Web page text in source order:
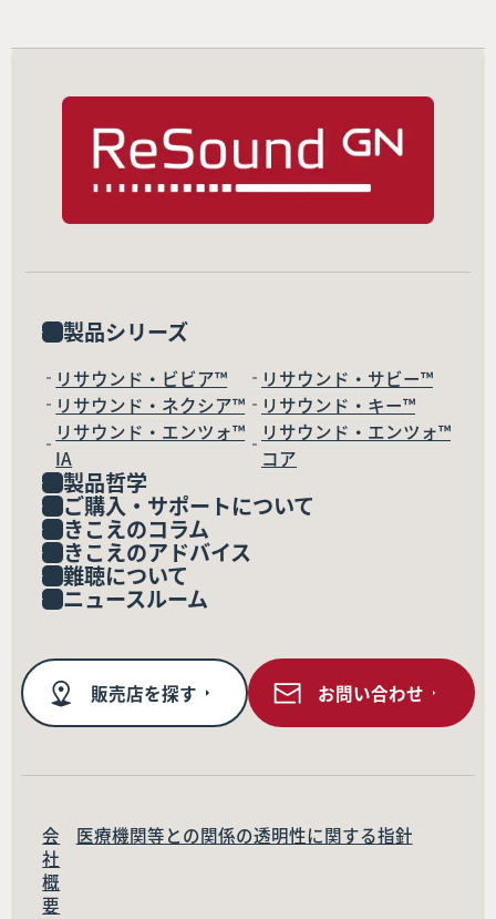
製品シリーズ
リサウンド・ビビア™
リサウンド・サビー™
リサウンド・ネクシア™
リサウンド・キー™
リサウンド・エンツォ™
IA
リサウンド・エンツォ™
コア
製品哲学
ご購入・サポートについて
きこえのコラム
きこえのアドバイス
難聴について
ニュースルーム
販売店を探す お問い合わせ
会
社
概
要
医療機関等との関係の透明性に関する指針